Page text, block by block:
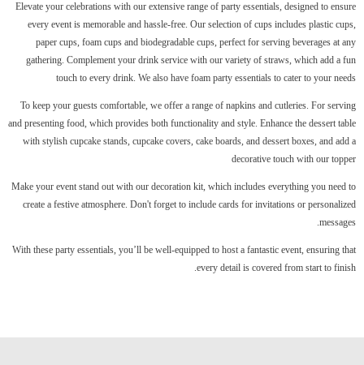
Elevate your celebrations with our extensive range of party essentials, designed to ensure
every event is memorable and hassle-free. Our selection of cups includes plastic cups,
paper cups, foam cups and biodegradable cups, perfect for serving beverages at any
gathering. Complement your drink service with our variety of straws, which add a fun
touch to every drink. We also have foam party essentials to cater to your needs
To keep your guests comfortable, we offer a range of napkins and cutleries. For serving
and presenting food, which provides both functionality and style. Enhance the dessert table
with stylish cupcake stands, cupcake covers, cake boards, and dessert boxes, and add a
decorative touch with our topper
Make your event stand out with our decoration kit, which includes everything you need to
create a festive atmosphere. Don't forget to include cards for invitations or personalized
messages.
With these party essentials, you’ll be well-equipped to host a fantastic event, ensuring that
every detail is covered from start to finish.